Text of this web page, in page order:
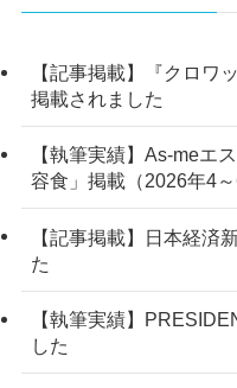
【記事掲載】『クロワ
掲載されました
【執筆実績】As-meエ
容食」掲載（2026年4～
【記事掲載】日本経済
た
【執筆実績】
した